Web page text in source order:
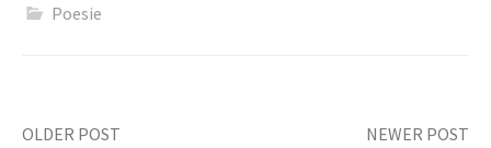
Poesie
OLDER POST NEWER POST